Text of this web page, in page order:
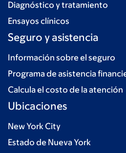
Diagnóstico y tratamiento
Ensayos clínicos
Seguro y asistencia
Información sobre el seguro
Programa de asistencia
Calcula el costo de la atención
Ubicaciones
New York City
Estado de Nueva York